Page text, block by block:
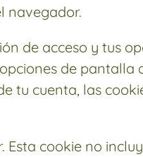
navegador.
de acceso y tus
de pantalla
tu cuenta, las
Esta cookie no